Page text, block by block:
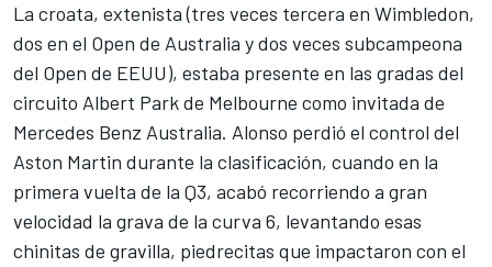
La croata, extenista (tres veces tercera en Wimbledon,
dos en el Open de Australia y dos veces subcampeona
del Open de EEUU), estaba presente en las gradas del
circuito Albert Park de Melbourne como invitada de
Mercedes Benz Australia. Alonso perdió el control del
Aston Martin durante la clasificación, cuando en la
primera vuelta de la Q3, acabó recorriendo a gran
velocidad la grava de la curva 6, levantando esas
chinitas de gravilla, piedrecitas que impactaron con el